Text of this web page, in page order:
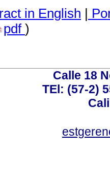
in English
pdf )
Calle 18
TEl: (57-2)